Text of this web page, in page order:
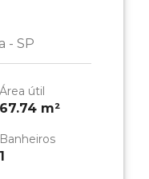
- SP
Área útil
67.74 m²
Banheiros
1